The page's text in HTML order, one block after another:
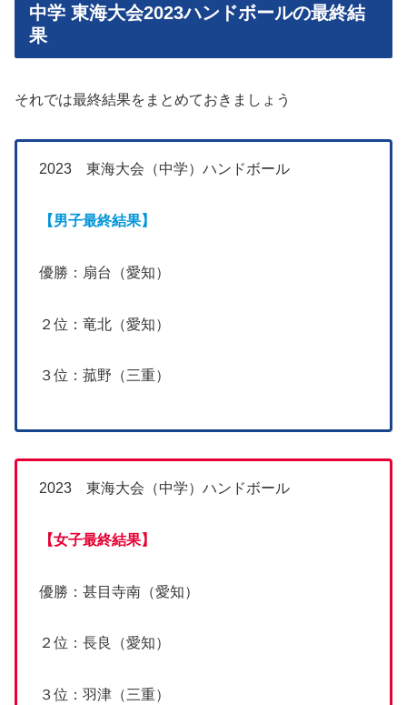
中学 東海大会2023ハンドボールの最終結
果
それでは最終結果をまとめておきましょう
2023 東海大会（中学）ハンドボール
【男子最終結果】
優勝：扇台（愛知）
２位：竜北（愛知）
３位：菰野（三重）
2023 東海大会（中学）ハンドボール
【女子最終結果】
優勝：甚目寺南（愛知）
２位：長良（愛知）
３位：羽津（三重）